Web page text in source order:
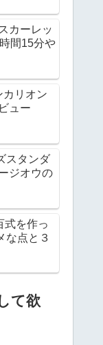
カーレッ
間15分や
カリオン
ュー
スタンダ
ジオウの
を作っ
な点と３
て欲